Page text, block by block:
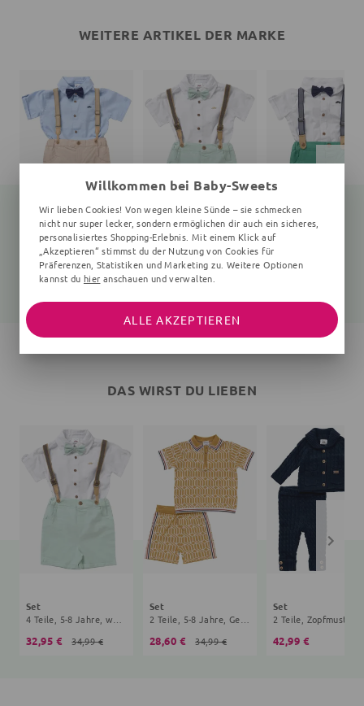
WEITERE ARTIKEL DER MARKE
Set
4 Teile, 5-8 Jahre, beige, hellblau
28,65 € 34,99 €
Set
4 Teile, 5-8 Jahre, weiß, mint
32,95 € 34,99 €
Set
DAS WIRST DU LIEBEN
Set
4 Teile, 5-8 Jahre, weiß, mint
32,95 € 34,99 €
Set
2 Teile, 5-8 Jahre, Geometrisch, Streifen, senfgelb
28,60 € 34,99 €
Set
42,99 €
Willkommen bei Baby-Sweets
Wir lieben Cookies! Von wegen kleine Sünde – sie schmecken
nicht nur super lecker, sondern ermöglichen dir auch ein sicheres,
personalisiertes Shopping-Erlebnis. Mit einem Klick auf
„Akzeptieren“ stimmst du der Nutzung von Cookies für
Präferenzen, Statistiken und Marketing zu. Weitere Optionen
kannst du hier anschauen und verwalten.
ALLE AKZEPTIEREN